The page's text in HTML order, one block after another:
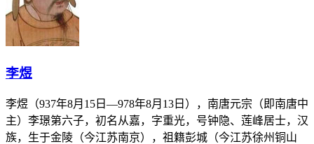
李煜
李煜（937年8月15日―978年8月13日），南唐元宗（即南唐中
主）李璟第六子，初名从嘉，字重光，号钟隐、莲峰居士，汉
族，生于金陵（今江苏南京），祖籍彭城（今江苏徐州铜山